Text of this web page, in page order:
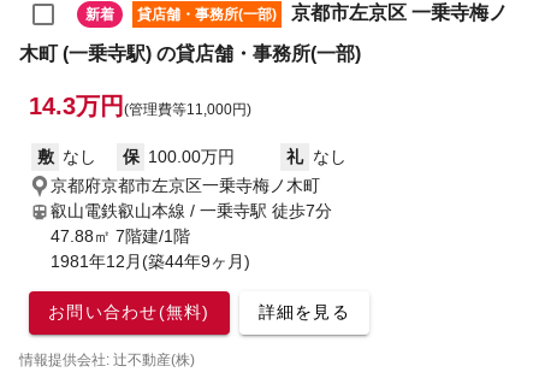
新着 貸店舗・事務所(一部)
京都市左京区 一乗寺梅ノ
木町 (一乗寺駅) の貸店舗・事務所(一部)
14.3万円 (管理費等11,000円)
敷 なし 保 100.00万円 礼 なし
京都府京都市左京区一乗寺梅ノ木町
叡山電鉄叡山本線 / 一乗寺駅 徒歩7分
47.88㎡ 7階建/1階
1981年12月(築44年9ヶ月)
お問い合わせ(無料) 詳細を見る
情報提供会社: 辻不動産(株)